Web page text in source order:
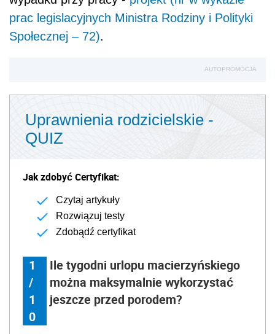
prac legislacyjnych Ministra Rodziny i Polityki
Społecznej – 72).
AUTOPROMOCJA
Uprawnienia rodzicielskie -
QUIZ
Jak zdobyć Certyfikat:
Czytaj artykuły
Rozwiązuj testy
Zdobądź certyfikat
1
/
1
0
Ile tygodni urlopu macierzyńskiego
można maksymalnie wykorzystać
jeszcze przed porodem?